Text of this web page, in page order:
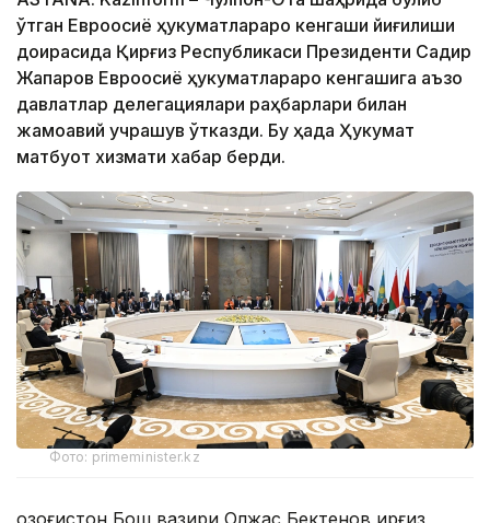
ўтган Евроосиё ҳукуматлараро кенгаши йиғилиши
доирасида Қирғиз Республикаси Президенти Садир
Жапаров Евроосиё ҳукуматлараро кенгашига аъзо
давлатлар делегациялари раҳбарлари билан
жамоавий учрашув ўтказди. Бу ҳақда Ҳукумат
матбуот хизмати хабар берди.
Фото: primeminister.kz